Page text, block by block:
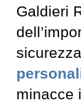
Galdieri
minacce